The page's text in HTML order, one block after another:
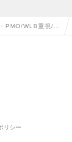
PMO/WLB重視/圧
リシー